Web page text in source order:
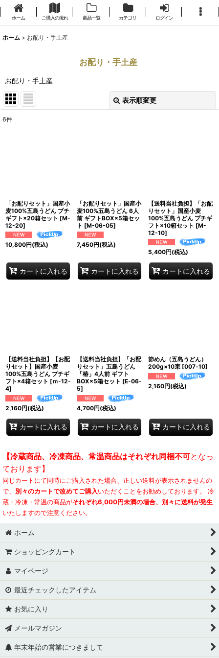
ホーム ご購入の流れ 商品一覧 カテゴリ ログイン
ホーム > お配り・手土産
お配り・手土産
お配り・手土産
表示順変更
6件
「お配りセット」国産小
麦100%五島うどん プチ
ギフト×20箱セット [M-
12-20]
10,800円(税込)
カートに入れる
「お配りセット」国産小
麦100%五島うどん 6人
前 ギフトBOX×5箱セッ
ト [M-06-05]
7,450円(税込)
カートに入れる
【送料当社負担】「お配
りセット」国産小麦
100%五島うどん プチギ
フト×10箱セット [M-
12-10]
5,400円(税込)
カートに入れる
【送料当社負担】【お配
りセット】国産小麦
100%五島うどん プチギ
フト×4箱セット [ｍ-12-
4]
2,160円(税込)
カートに入れる
【送料当社負担】「お配
りセット」五島うどん
「椿」4人前 ギフト
BOX×5箱セット [E-06-
5]
4,700円(税込)
カートに入れる
節めん（五島うどん）
200g×10束 [007‐10]
2,160円(税込)
カートに入れる
【冷蔵商品、冷凍商品、常温商品はそれぞれ同梱不可となっ
ております】
同じカートにて同時にご購入された場合、正しい送料が表示されませんの
で、 別々のカートで改めてご購入いただくことをお勧めしております。 冷
蔵・冷凍・常温の商品がそれぞれ6,000円未満の場合、別々に送料が発生
いたしますので注意ください。
ホーム
ショッピングカート
マイページ
最近チェックしたアイテム
お気に入り
メールマガジン
年末年始の営業につきまして